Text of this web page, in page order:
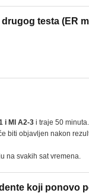
testa (ER
i MI A2-3 i traje 50 minuta.
biti objavljen nakon
na svakih sat vremena.
koji ponovo